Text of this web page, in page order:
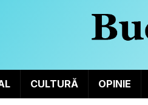
CULTURĂ OPINIE